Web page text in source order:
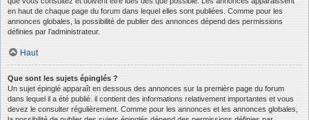
en haut de chaque page du forum dans lequel elles sont publiées. Comme pour les
annonces globales, la possibilité de publier des annonces dépend des permissions
définies par l’administrateur.
Haut
Que sont les sujets épinglés ?
Un sujet épinglé apparaît en dessous des annonces sur la première page du forum
dans lequel il a été publié. il contient des informations relativement importantes et vous
devez le consulter régulièrement. Comme pour les annonces et les annonces globales,